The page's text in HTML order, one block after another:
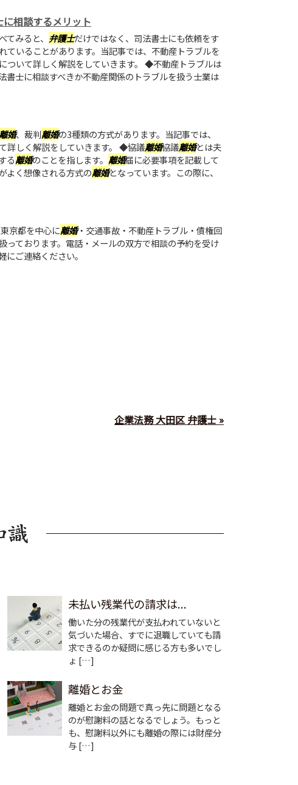
相談するメリット
みると、 弁護士だけではなく、司法書士にも依頼をす
ていることがあります。当記事では、不動産トラブルを
ついて詳しく解説をしていきます。 ◆不動産トラブルは
書士に相談すべきか不動産関係のトラブルを扱う士業は
離婚、裁判離婚の3種類の方式があります。当記事では、
詳しく解説をしていきます。 ◆協議離婚協議離婚とは夫
る離婚のことを指します。 離婚届に必要事項を記載して
よく想像される方式の離婚となっています。この際に、
京都を中心に離婚・交通事故・不動産トラブル・債権回
っております。電話・メールの双方で相談の予約を受け
にご連絡ください。
企業法務 大田区 弁護士 »
未払い残業代の請求は...
働いた分の残業代が支払われていないと
気づいた場合、すでに退職していても請
求できるのか疑問に感じる方も多いでし
ょ […]
離婚とお金
離婚とお金の問題で真っ先に問題となる
のが慰謝料の話となるでしょう。もっと
も、慰謝料以外にも離婚の際には財産分
与 […]